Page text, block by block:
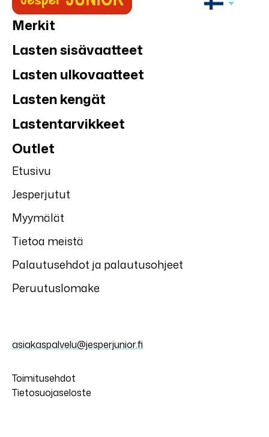
Merkit
Lasten sisävaatteet
Lasten ulkovaatteet
Lasten kengät
Lastentarvikkeet
Outlet
Etusivu
Jesperjutut
Myymälät
Tietoa meistä
Palautusehdot ja palautusohjeet
Peruutuslomake
asiakaspalvelu@jesperjunior.fi
Toimitusehdot
Tietosuojaseloste